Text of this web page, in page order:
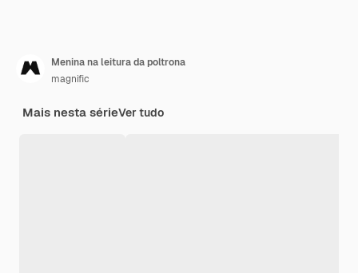
Menina na leitura da poltrona
magnific
Mais nesta sérieVer tudo